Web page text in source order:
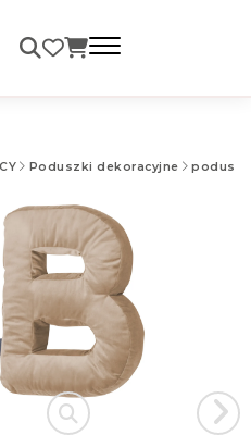
od 99 zł
Poduszki dekoracyjne